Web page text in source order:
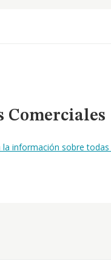
Comerciales
la información sobre